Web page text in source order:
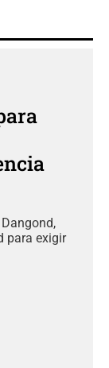
para exigir